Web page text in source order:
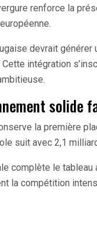
renforce la
devrait générer
Cette intégration
solide
la première
suit avec 2,1
complète le tableau
la compétition